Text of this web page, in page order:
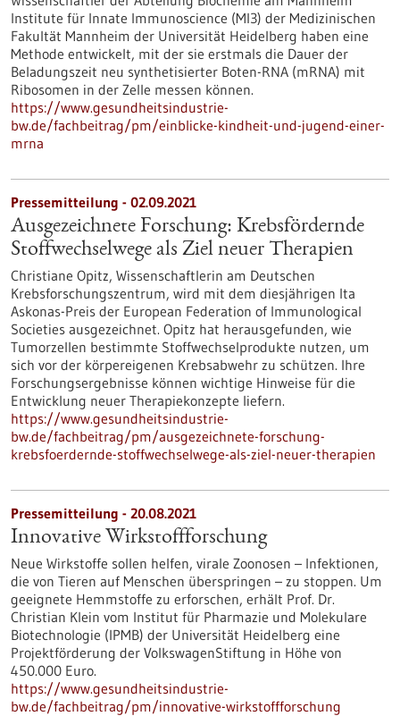
Institute für Innate Immunoscience (MI3) der Medizinischen
Fakultät Mannheim der Universität Heidelberg haben eine
Methode entwickelt, mit der sie erstmals die Dauer der
Beladungszeit neu synthetisierter Boten-RNA (mRNA) mit
Ribosomen in der Zelle messen können.
https://www.gesundheitsindustrie-
bw.de/fachbeitrag/pm/einblicke-kindheit-und-jugend-einer-
mrna
Pressemitteilung - 02.09.2021
Ausgezeichnete Forschung: Krebsfördernde
Stoffwechselwege als Ziel neuer Therapien
Christiane Opitz, Wissenschaftlerin am Deutschen
Krebsforschungszentrum, wird mit dem diesjährigen Ita
Askonas-Preis der European Federation of Immunological
Societies ausgezeichnet. Opitz hat herausgefunden, wie
Tumorzellen bestimmte Stoffwechselprodukte nutzen, um
sich vor der körpereigenen Krebsabwehr zu schützen. Ihre
Forschungsergebnisse können wichtige Hinweise für die
Entwicklung neuer Therapiekonzepte liefern.
https://www.gesundheitsindustrie-
bw.de/fachbeitrag/pm/ausgezeichnete-forschung-
krebsfoerdernde-stoffwechselwege-als-ziel-neuer-therapien
Pressemitteilung - 20.08.2021
Innovative Wirkstoffforschung
Neue Wirkstoffe sollen helfen, virale Zoonosen – Infektionen,
die von Tieren auf Menschen überspringen – zu stoppen. Um
geeignete Hemmstoffe zu erforschen, erhält Prof. Dr.
Christian Klein vom Institut für Pharmazie und Molekulare
Biotechnologie (IPMB) der Universität Heidelberg eine
Projektförderung der VolkswagenStiftung in Höhe von
450.000 Euro.
https://www.gesundheitsindustrie-
bw.de/fachbeitrag/pm/innovative-wirkstoffforschung